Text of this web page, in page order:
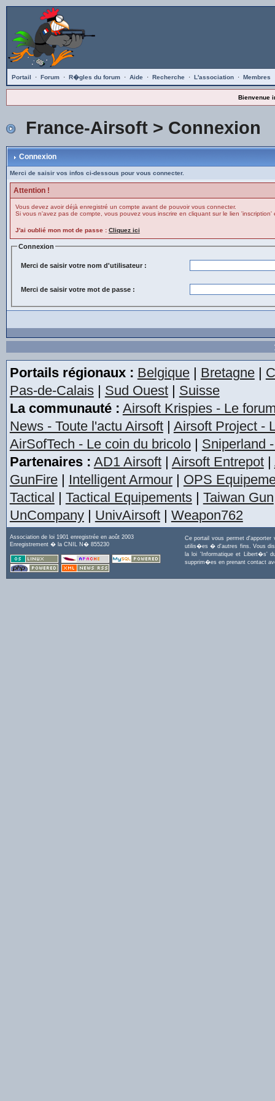
Portail · Forum · R�gles du forum · Aide · Recherche · L'association · Membres
Bienvenue
France-Airsoft> Connexion
Connexion
Merci de saisir vos infos ci-dessous pour vous connecter.
Attention !
Vous devez avoir déjà enregistré un compte avant de pouvoir vous connecter.
Si vous n'avez pas de compte, vous pouvez vous inscrire en cliquant sur le lien 'inscription'
J'ai oublié mon mot de passe : Cliquez ici
Connexion
Merci de saisir votre nom d'utilisateur :
Merci de saisir votre mot de passe :
Portails régionaux : Belgique| Bretagne|
Pas-de-Calais| Sud Ouest| Suisse
La communauté : Airsoft Krispies - Le
News - Toute l'actu Airsoft| Airsoft Project -
AirSofTech - Le coin du bricolo| Sniperland
Partenaires : AD1 Airsoft| Airsoft Entrepot|
GunFire| Intelligent Armour| OPS
Tactical | Tactical Equipements| Taiwan Gun
UnCompany| UnivAirsoft| Weapon762
Association de loi 1901 enregistrée en août 2003
Enregistrement � la CNIL N� 855230
Ce portail vous permet
utilis�es � d'autres fins. Vous
la loi 'Informatique et Libert�s'
supprim�es en prenant contact